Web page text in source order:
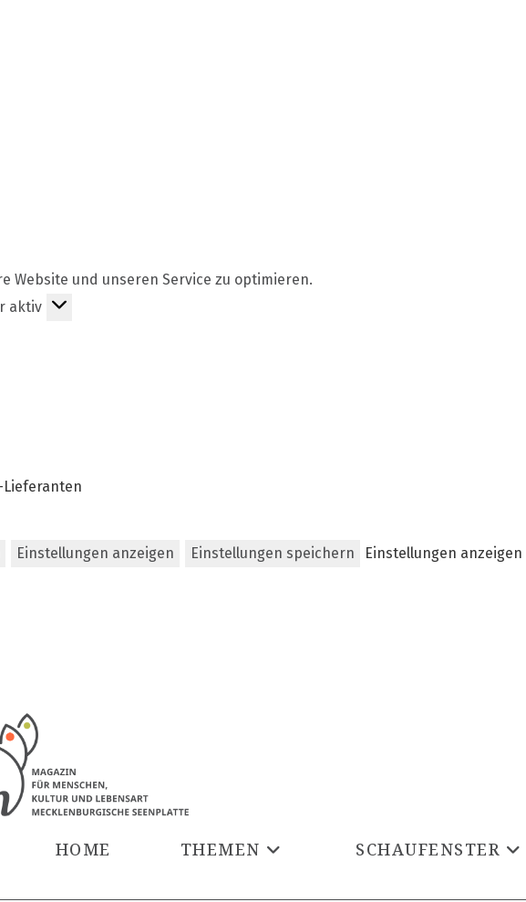
Website und unseren Service zu optimieren.
aktiv
Einstellungen anzeigen Einstellungen speichern Einstellungen anzeigen
HOME THEMEN SCHAUFENSTER